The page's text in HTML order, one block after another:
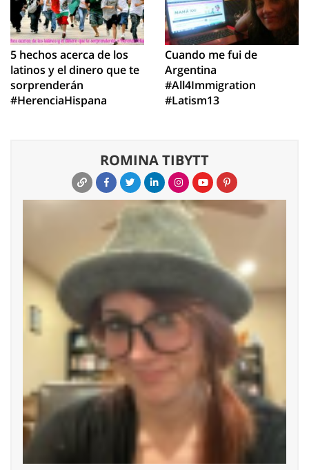
5 hechos acerca de los
latinos y el dinero que te
sorprenderán
#HerenciaHispana
Cuando me fui de
Argentina
#All4Immigration
#Latism13
ROMINA TIBYTT